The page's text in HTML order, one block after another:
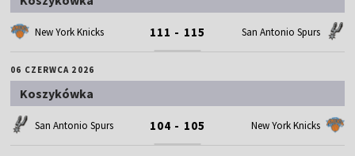
New York Knicks 111 - 115 San Antonio Spurs
06 CZERWCA 2026
Koszykówka
San Antonio Spurs 104 - 105 New York Knicks